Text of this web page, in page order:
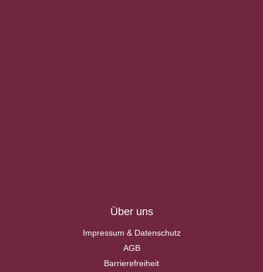
Über uns
Impressum & Datenschutz
AGB
Barrierefreiheit